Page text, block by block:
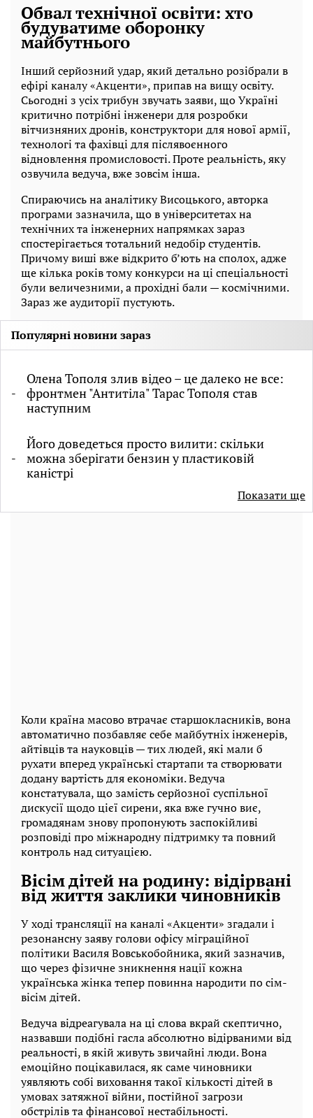
Обвал технічної освіти: хто
будуватиме оборонку
майбутнього
Інший серйозний удар, який детально розібрали в
ефірі каналу «Акценти», припав на вищу освіту.
Сьогодні з усіх трибун звучать заяви, що Україні
критично потрібні інженери для розробки
вітчизняних дронів, конструктори для нової армії,
технологі та фахівці для післявоєнного
відновлення промисловості. Проте реальність, яку
озвучила ведуча, вже зовсім інша.
Спираючись на аналітику Висоцького, авторка
програми зазначила, що в університетах на
технічних та інженерних напрямках зараз
спостерігається тотальний недобір студентів.
Причому виші вже відкрито б’ють на сполох, адже
ще кілька років тому конкурси на ці спеціальності
були величезними, а прохідні бали — космічними.
Зараз же аудиторії пустують.
Популярні новини зараз
Олена Тополя злив відео – це далеко не все:
фронтмен "Антитіла" Тарас Тополя став
наступним
Його доведеться просто вилити: скільки
можна зберігати бензин у пластиковій
каністрі
Показати ще
Коли країна масово втрачає старшокласників, вона
автоматично позбавляє себе майбутніх інженерів,
айтівців та науковців — тих людей, які мали б
рухати вперед українські стартапи та створювати
додану вартість для економіки. Ведуча
констатувала, що замість серйозної суспільної
дискусії щодо цієї сирени, яка вже гучно виє,
громадянам знову пропонують заспокійливі
розповіді про міжнародну підтримку та повний
контроль над ситуацією.
Вісім дітей на родину: відірвані
від життя заклики чиновників
У ході трансляції на каналі «Акценти» згадали і
резонансну заяву голови офісу міграційної
політики Василя Вовськобойника, який зазначив,
що через фізичне зникнення нації кожна
українська жінка тепер повинна народити по сім-
вісім дітей.
Ведуча відреагувала на ці слова вкрай скептично,
назвавши подібні гасла абсолютно відірваними від
реальності, в якій живуть звичайні люди. Вона
емоційно поцікавилася, як саме чиновники
уявляють собі виховання такої кількості дітей в
умовах затяжної війни, постійної загрози
обстрілів та фінансової нестабільності.